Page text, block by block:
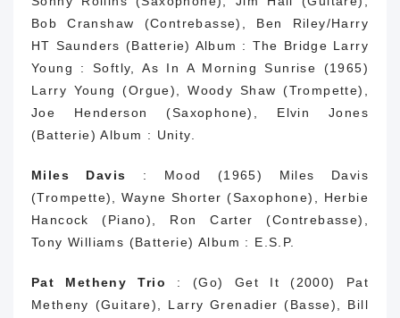
Bob Cranshaw (Contrebasse), Ben Riley/Harry
HT Saunders (Batterie) Album : The Bridge Larry
Young : Softly, As In A Morning Sunrise (1965)
Larry Young (Orgue), Woody Shaw (Trompette),
Joe Henderson (Saxophone), Elvin Jones
(Batterie) Album : Unity.
Miles Davis : Mood (1965) Miles Davis
(Trompette), Wayne Shorter (Saxophone), Herbie
Hancock (Piano), Ron Carter (Contrebasse),
Tony Williams (Batterie) Album : E.S.P.
Pat Metheny Trio
: (Go) Get It (2000) Pat
Metheny (Guitare), Larry Grenadier (Basse), Bill